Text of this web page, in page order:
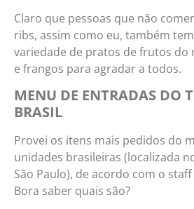
Claro que pessoas que não
ribs, assim como eu, também
variedade de pratos de frutos do
e frangos para agradar a todos.
MENU DE ENTRADAS DO
BRASIL
Provei os itens mais pedidos do
unidades brasileiras (localizada
São Paulo), de acordo com o staff
Bora saber quais são?